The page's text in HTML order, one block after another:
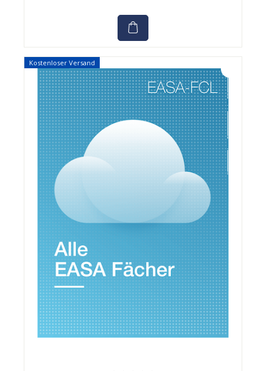
Kostenloser Versand